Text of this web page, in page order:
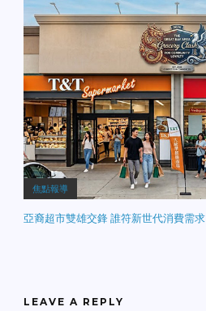
焦點報導
亞裔超市雙雄交鋒 誰符新世代消費需求
LEAVE A REPLY